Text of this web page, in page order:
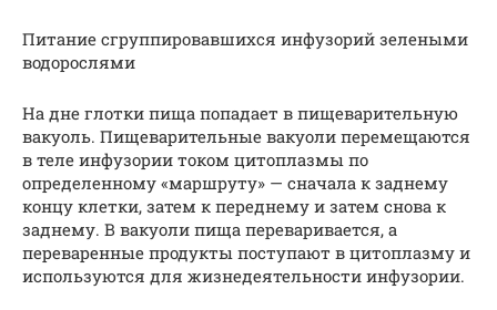
Питание сгруппировавшихся инфузорий зелеными
водорослями
На дне глотки пища попадает в пищеварительную
вакуоль. Пищеварительные вакуоли перемещаются
в теле инфузории током цитоплазмы по
определенному «маршруту» — сначала к заднему
концу клетки, затем к переднему и затем снова к
заднему. В вакуоли пища переваривается, а
переваренные продукты поступают в цитоплазму и
используются для жизнедеятельности инфузории.